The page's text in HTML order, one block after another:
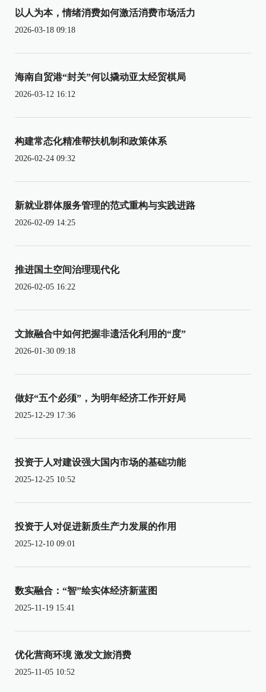
以人为本，情绪消费如何激活消费市场活力
2026-03-18 09:18
海南自贸港“封关”何以撬动亚太经贸棋局
2026-03-12 16:12
构建常态化精准帮扶机制和政策体系
2026-02-24 09:32
新就业群体服务管理的范式重构与实践进路
2026-02-09 14:25
推进国土空间治理现代化
2026-02-05 16:22
文旅融合中如何把握非遗活化利用的“度”
2026-01-30 09:18
做好“五个必须”，为明年经济工作开好局
2025-12-29 17:36
投资于人对建设强大国内市场的基础功能
2025-12-25 10:52
投资于人对促进新质生产力发展的作用
2025-12-10 09:01
数实融合：“智”绘实体经济新蓝图
2025-11-19 15:41
优化营商环境 激发文旅消费
2025-11-05 10:52